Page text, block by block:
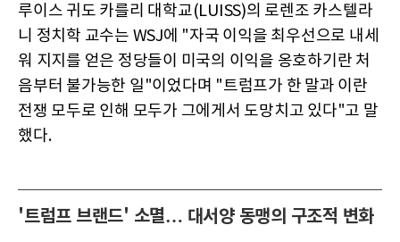
루이스 귀도 카를리 대학교(LUISS)의 로렌조 카스텔라
니 정치학 교수는 WSJ에 "자국 이익을 최우선으로 내세
워 지지를 얻은 정당들이 미국의 이익을 옹호하기란 처
음부터 불가능한 일"이었다며 "트럼프가 한 말과 이란
전쟁 모두로 인해 모두가 그에게서 도망치고 있다"고 말
했다.
'트럼프 브랜드' 소멸… 대서양 동맹의 구조적 변화